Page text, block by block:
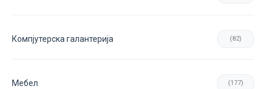
Компјутерска галантерија (82)
Мебел (177)